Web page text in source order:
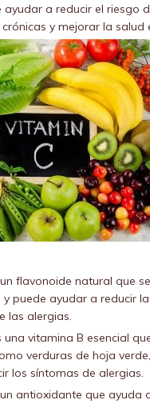
ayudar a reducir el riesgo
y mejorar la salud
flavonoide natural que
puede ayudar a reducir
las alergias.
una vitamina B esencial
verduras de hoja
los síntomas de alergias.
antioxidante que ayuda